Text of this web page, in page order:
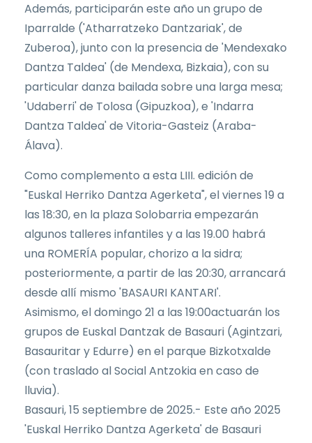
Además, participarán este año un grupo de
Iparralde ('Atharratzeko Dantzariak', de
Zuberoa), junto con la presencia de 'Mendexako
Dantza Taldea' (de Mendexa, Bizkaia), con su
particular danza bailada sobre una larga mesa;
'Udaberri' de Tolosa (Gipuzkoa), e 'Indarra
Dantza Taldea' de Vitoria-Gasteiz (Araba-
Álava).
Como complemento a esta LIII. edición de
"Euskal Herriko Dantza Agerketa", el viernes 19 a
las 18:30, en la plaza Solobarria empezarán
algunos talleres infantiles y a las 19.00 habrá
una ROMERÍA popular, chorizo a la sidra;
posteriormente, a partir de las 20:30, arrancará
desde allí mismo 'BASAURI KANTARI'.
Asimismo, el domingo 21 a las 19:00actuarán los
grupos de Euskal Dantzak de Basauri (Agintzari,
Basauritar y Edurre) en el parque Bizkotxalde
(con traslado al Social Antzokia en caso de
lluvia).
Basauri, 15 septiembre de 2025.- Este año 2025
'Euskal Herriko Dantza Agerketa' de Basauri